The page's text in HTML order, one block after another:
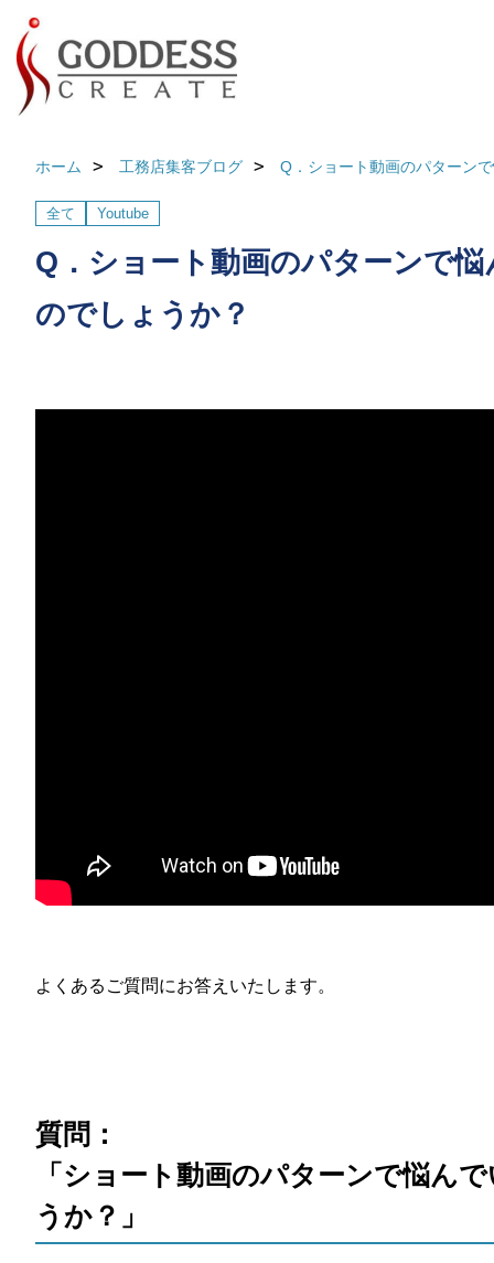
ホーム 工務店集客ブログ Q．ショート動画のパターン
全て Youtube
Q．ショート動画のパターンで
のでしょうか？
よくあるご質問にお答えいたします。
質問：
「ショート動画のパターンで悩ん
うか？」